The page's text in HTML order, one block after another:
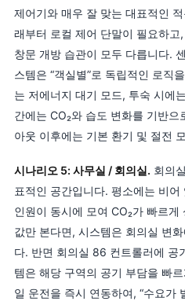
제어기와 매우 잘 맞는 대표적인
래부터 로컬 제어 단말이 필요하
창문 개방 습관이 모두 다릅니다.
스템은 “객실별”로 독립적인 로직
는 저에너지 대기 모드, 투숙 시에
간에는 CO₂와 습도 변화를 기반
아웃 이후에는 기본 환기 및 절전
시나리오 5: 사무실 / 회의실. 회의
표적인 공간입니다. 평소에는 비
인원이 동시에 모여 CO₂가 빠르
값만 본다면, 시스템은 회의실 변
다. 반면 회의실 86 컨트롤러에 공
템은 해당 구역의 공기 부담을 빠
일 운전을 즉시 연동하여, “수요가